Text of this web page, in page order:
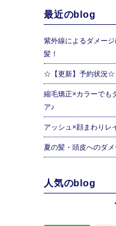
最近のblog
紫外線によるダメー
髪！
☆【更新】予約状況☆
縮毛矯正×カラーでも
ア♪
アッシュ×顔まわりレ
夏の髪・頭皮へのダ
人気のblog